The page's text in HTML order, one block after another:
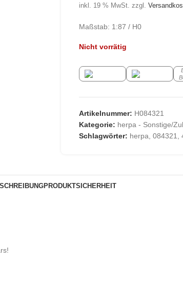
inkl. 19 % MwSt. zzgl.
Maßstab: 1:87 / H0
Nicht vorrätig
Artikelnummer: H084321
Kategorie: herpa - Sonstige/
Schlagwörter: herpa 084321
PRODUKTSICHERHEIT